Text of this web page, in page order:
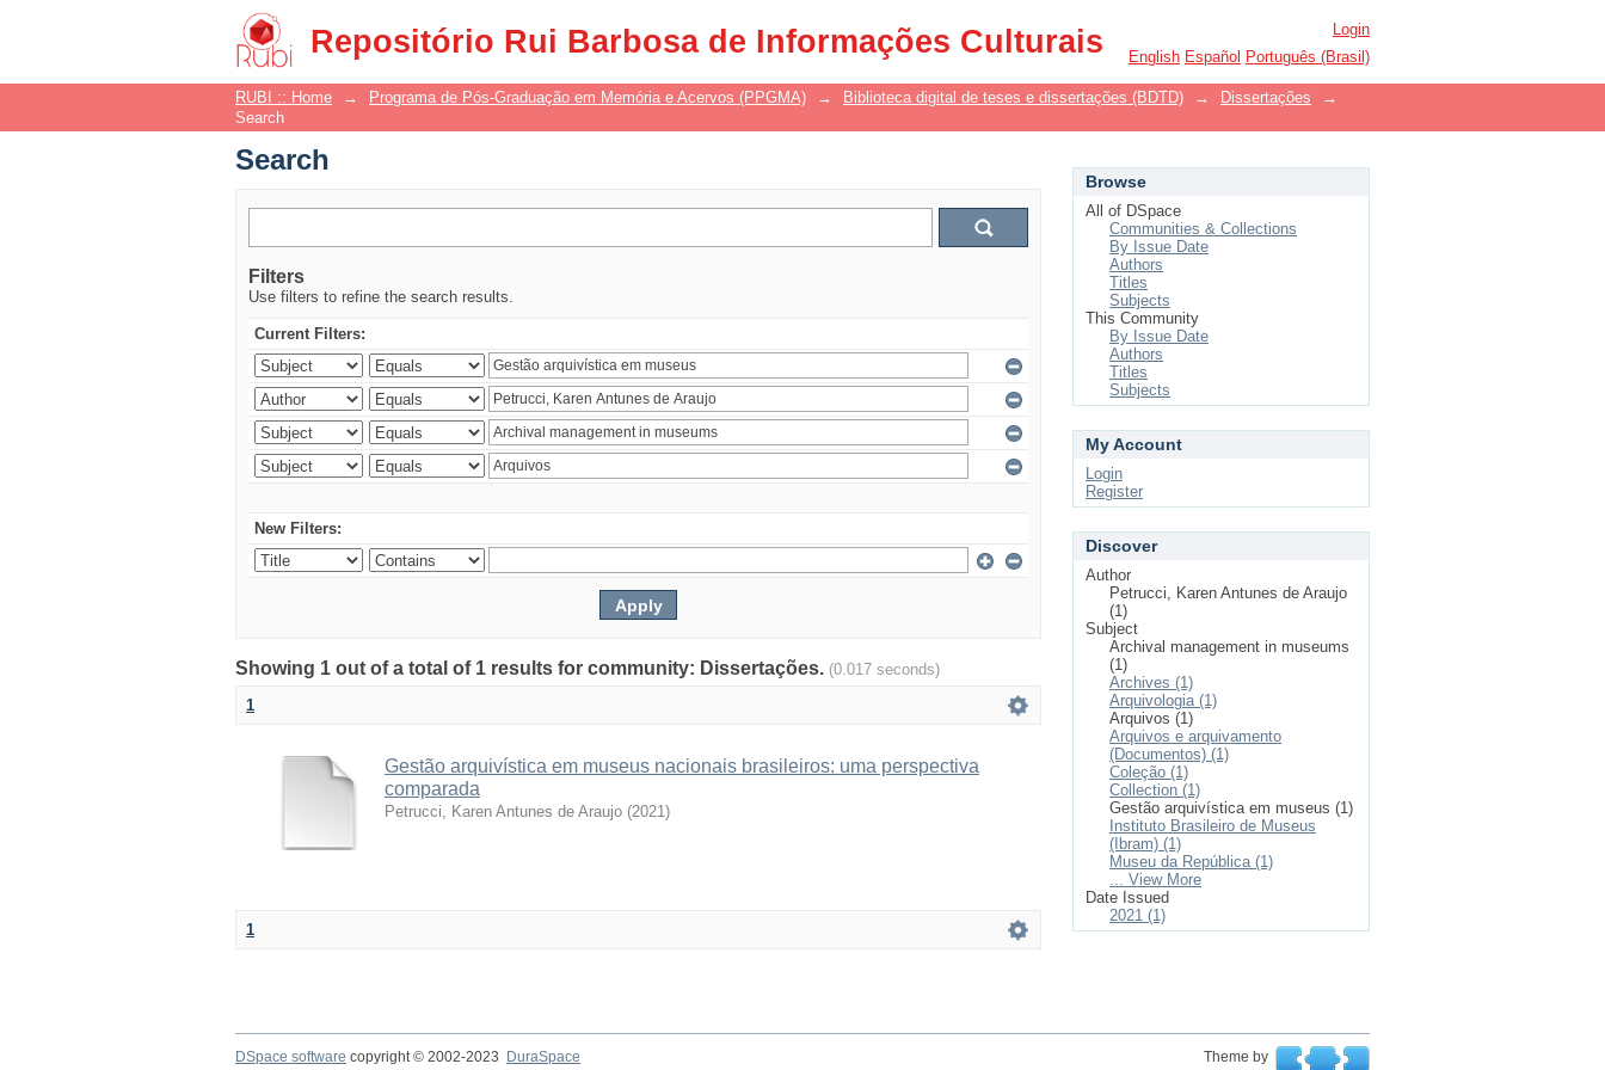
Repositório Rui Barbosa de Informações Culturais
Search
Login
English Español Português (Brasil)
RUBI :: Home → Programa de Pós-Graduação em Memória e Acervos (PPGMA) → Biblioteca digital de teses e dissertações (BDTD) → Dissertações
→
Search
Search
Filters
Use filters to refine the search results.
Current Filters:
New Filters:
Showing 1 out of a total of 1 results for community: Dissertações. (0.017 seconds)
1
Gestão arquivística em museus nacionais brasileiros: uma perspectiva
comparada
Petrucci, Karen Antunes de Araujo (2021)
1
Browse
All of DSpace
Communities & Collections
By Issue Date
Authors
Titles
Subjects
This Community
By Issue Date
Authors
Titles
Subjects
My Account
Login
Register
Discover
Author
Petrucci, Karen Antunes de Araujo
(1)
Subject
Archival management in museums
(1)
Archives (1)
Arquivologia (1)
Arquivos (1)
Arquivos e arquivamento
(Documentos) (1)
Coleção (1)
Collection (1)
Gestão arquivística em museus (1)
Instituto Brasileiro de Museus
(Ibram) (1)
Museu da República (1)
... View More
Date Issued
2021 (1)
DSpace software copyright © 2002-2023 DuraSpace Theme by